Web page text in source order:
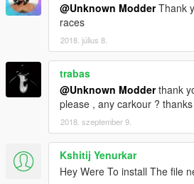
@Unknown ModderThank
races
2018. július 8.
trabas
@Unknown Modderthank
please , any carkour ? thanks
2018. szeptember 9.
Kshitij Yenurkar
Hey Were To install The file